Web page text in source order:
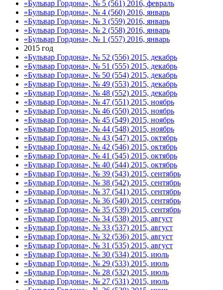
«Бульвар Гордона», № 5 (561) 2016, февраль
«Бульвар Гордона», № 4 (560) 2016, январь
«Бульвар Гордона», № 3 (559) 2016, январь
«Бульвар Гордона», № 2 (558) 2016, январь
«Бульвар Гордона», № 1 (557) 2016, январь
2015 год
«Бульвар Гордона», № 52 (556) 2015, декабрь
«Бульвар Гордона», № 51 (555) 2015, декабрь
«Бульвар Гордона», № 50 (554) 2015, декабрь
«Бульвар Гордона», № 49 (553) 2015, декабрь
«Бульвар Гордона», № 48 (552) 2015, декабрь
«Бульвар Гордона», № 47 (551) 2015, ноябрь
«Бульвар Гордона», № 46 (550) 2015, ноябрь
«Бульвар Гордона», № 45 (549) 2015, ноябрь
«Бульвар Гордона», № 44 (548) 2015, ноябрь
«Бульвар Гордона», № 43 (547) 2015, октябрь
«Бульвар Гордона», № 42 (546) 2015, октябрь
«Бульвар Гордона», № 41 (545) 2015, октябрь
«Бульвар Гордона», № 40 (544) 2015, октябрь
«Бульвар Гордона», № 39 (543) 2015, сентябрь
«Бульвар Гордона», № 38 (542) 2015, сентябрь
«Бульвар Гордона», № 37 (541) 2015, сентябрь
«Бульвар Гордона», № 36 (540) 2015, сентябрь
«Бульвар Гордона», № 35 (539) 2015, сентябрь
«Бульвар Гордона», № 34 (538) 2015, август
«Бульвар Гордона», № 33 (537) 2015, август
«Бульвар Гордона», № 32 (536) 2015, август
«Бульвар Гордона», № 31 (535) 2015, август
«Бульвар Гордона», № 30 (534) 2015, июль
«Бульвар Гордона», № 29 (533) 2015, июль
«Бульвар Гордона», № 28 (532) 2015, июль
«Бульвар Гордона», № 27 (531) 2015, июль